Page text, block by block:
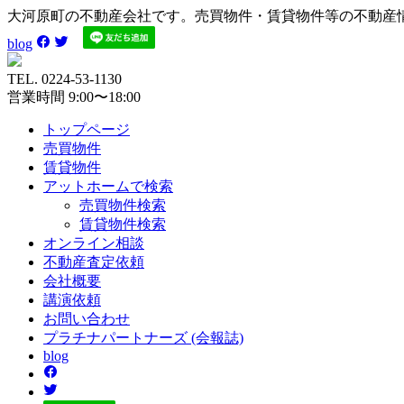
大河原町の不動産会社です。売買物件・賃貸物件等の不動産
blog
TEL. 0224-53-1130
営業時間 9:00〜18:00
トップページ
売買物件
賃貸物件
アットホームで検索
売買物件検索
賃貸物件検索
オンライン相談
不動産査定依頼
会社概要
講演依頼
お問い合わせ
プラチナパートナーズ (会報誌)
blog